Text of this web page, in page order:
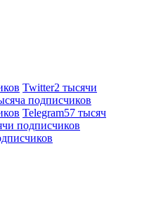
Twitter2 тысячи
подписчиков
Telegram57 тысяч
подписчиков